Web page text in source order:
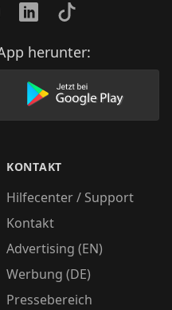
LinkedInTikTok
herunter:
im AppStore herunter
Lade unsere
KONTAKT
Hilfecenter / Support
Kontakt
Advertising (EN)
Werbung (DE)
Pressebereich